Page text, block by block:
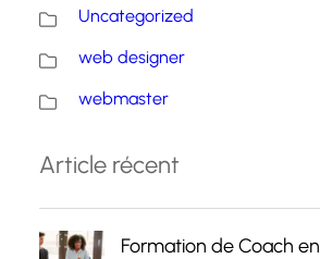
Uncategorized
web designer
webmaster
Article récent
Formation de Coach en